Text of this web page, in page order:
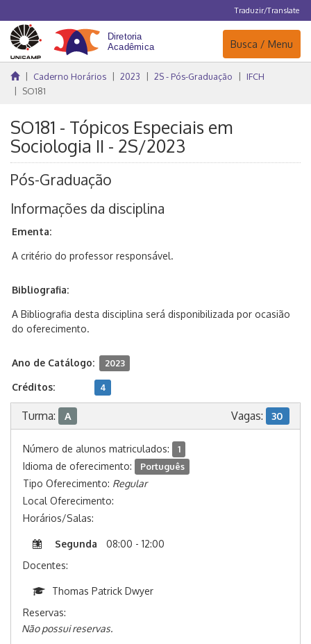
Traduzir/Translate
Navegação
Busca / Menu
Caderno Horários 2023 2S - Pós-Graduação
IFCH
SO181
SO181 - Tópicos Especiais em
Sociologia II - 2S/2023
Pós-Graduação
Informações da disciplina
Ementa:
A critério do professor responsável.
Bibliografia:
A Bibliografia desta disciplina será disponibilizada por ocasião
do oferecimento.
Ano de Catálogo: 2023
Créditos: 4
Turma: A Vagas: 30
Número de alunos matriculados: 1
Idioma de oferecimento: Português
Tipo Oferecimento: Regular
Local Oferecimento:
Horários/Salas:
Segunda
08:00 - 12:00
Docentes:
Thomas Patrick Dwyer
Reservas:
Não possui reservas.